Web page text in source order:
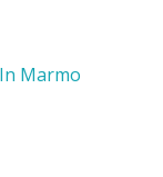
Marmo